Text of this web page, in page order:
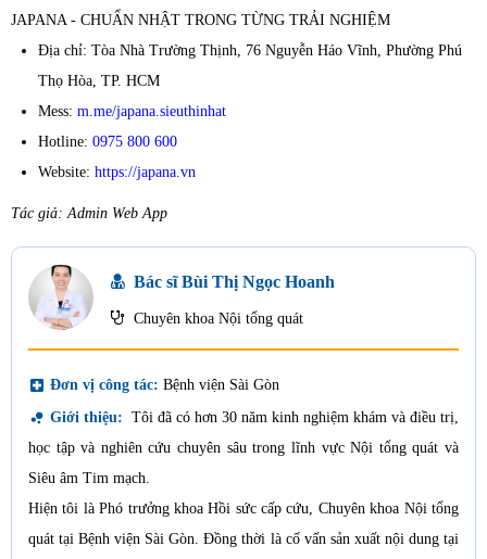
JAPANA - CHUẨN NHẬT TRONG TỪNG TRẢI NGHIỆM
Địa chỉ: Tòa Nhà Trường Thịnh, 76 Nguyễn Háo Vĩnh, Phường Phú
Thọ Hòa, TP. HCM
Mess: m.me/japana.sieuthinhat
Hotline: 0975 800 600
Website: https://japana.vn
Tác giả: Admin Web App
Bác sĩ Bùi Thị Ngọc Hoanh
Chuyên khoa Nội tổng quát
local_hospital Đơn vị công tác: Bệnh viện Sài Gòn
bubble_chart Giới thiệu: Tôi đã có hơn 30 năm kinh nghiệm khám và điều trị,
học tập và nghiên cứu chuyên sâu trong lĩnh vực Nội tổng quát và
Siêu âm Tim mạch.
Hiện tôi là Phó trưởng khoa Hồi sức cấp cứu, Chuyên khoa Nội tổng
quát tại Bệnh viện Sài Gòn. Đồng thời là cố vấn sản xuất nội dung tại